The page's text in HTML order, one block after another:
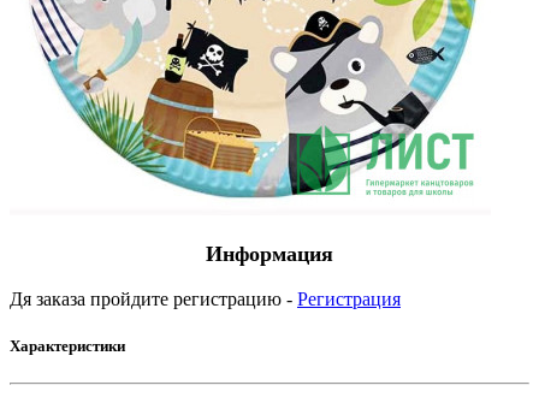
Информация
Дя заказа пройдите регистрацию - Регистрация
Характеристики